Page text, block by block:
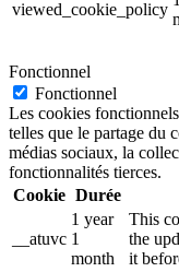
viewed_cookie_policy
Fonctionnel
Fonctionnel
Les cookies
telles que le partage du
médias sociaux, la
fonctionnalités tierces.
Cookie Durée
__atuvc
1 year
1
month
This
the
it